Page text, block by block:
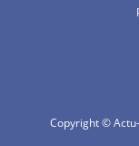
Copyright ©